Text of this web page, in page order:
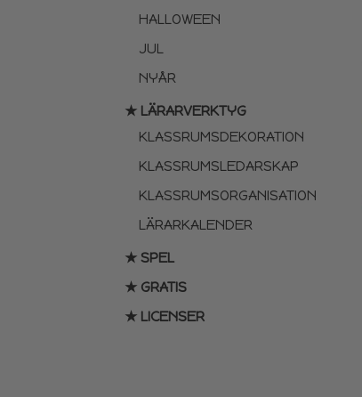
HALLOWEEN
JUL
NYÅR
★ LÄRARVERKTYG
KLASSRUMSDEKORATION
KLASSRUMSLEDARSKAP
KLASSRUMSORGANISATION
LÄRARKALENDER
★ SPEL
★ GRATIS
★ LICENSER